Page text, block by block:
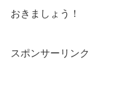
おきましょう！
スポンサーリンク